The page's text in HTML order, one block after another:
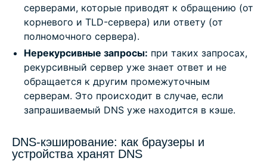
серверами, которые приводят к обращению (от
корневого и TLD-сервера) или ответу (от
полномочного сервера).
Нерекурсивные запросы: при таких запросах,
рекурсивный сервер уже знает ответ и не
обращается к другим промежуточным
серверам. Это происходит в случае, если
запрашиваемый DNS уже находится в кэше.
DNS-кэширование: как браузеры и
устройства хранят DNS